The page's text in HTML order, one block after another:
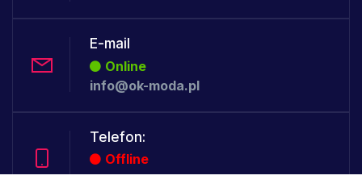
E-mail
Online
info@ok-moda.pl
Telefon:
Offline